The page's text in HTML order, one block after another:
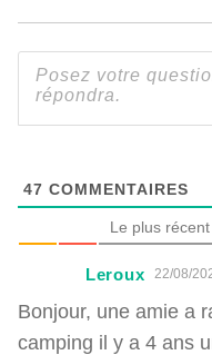
47 COMMENTAIRES
Le plus récent
Leroux 22/08/
Bonjour, une amie a
camping il y a 4 ans